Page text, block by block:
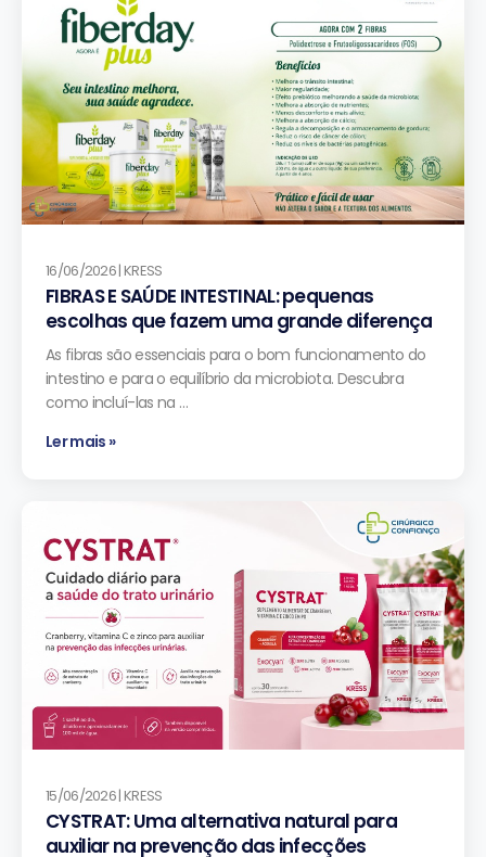
16/06/2026 | KRESS
FIBRAS E SAÚDE INTESTINAL: pequenas
escolhas que fazem uma grande diferença
As fibras são essenciais para o bom funcionamento do
intestino e para o equilíbrio da microbiota. Descubra
como incluí-las na …
Ler mais »
15/06/2026 | KRESS
CYSTRAT: Uma alternativa natural para
auxiliar na prevenção das infecções